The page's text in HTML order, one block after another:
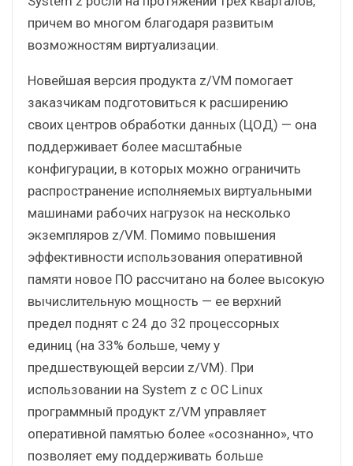
причем во многом благодаря развитым
возможностям виртуализации.
Новейшая версия продукта z/VM помогает
заказчикам подготовиться к расширению
своих центров обработки данных (ЦОД) — она
поддерживает более масштабные
конфигурации, в которых можно ограничить
распространение исполняемых виртуальными
машинами рабочих нагрузок на несколько
экземпляров z/VM. Помимо повышения
эффективности использования оперативной
памяти новое ПО рассчитано на более высокую
вычислительную мощность — ее верхний
предел поднят с 24 до 32 процессорных
единиц (на 33% больше, чему у
предшествующей версии z/VM). При
использовании на System z с ОС Linux
программный продукт z/VM управляет
оперативной памятью более «осознанно», что
позволяет ему поддерживать больше